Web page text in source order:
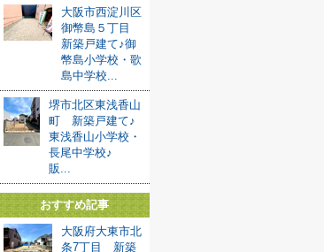
大阪市西淀川区
御幣島５丁目
新築戸建て♪御
幣島小学校・歌
島中学校...
堺市北区東浅香山
町 新築戸建て♪
東浅香山小学校・
長尾中学校♪
販...
おすすめ記事
大阪府大東市北
条7丁目 新築